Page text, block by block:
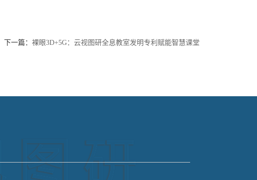
下一篇： 裸眼3D+5G：云视图研全息教室发明专利赋能智慧课堂